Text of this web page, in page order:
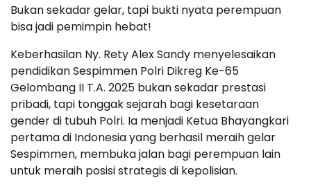
Bukan sekadar gelar, tapi bukti nyata perempuan
bisa jadi pemimpin hebat!
Keberhasilan Ny. Rety Alex Sandy menyelesaikan
pendidikan Sespimmen Polri Dikreg Ke-65
Gelombang II T.A. 2025 bukan sekadar prestasi
pribadi, tapi tonggak sejarah bagi kesetaraan
gender di tubuh Polri. Ia menjadi Ketua Bhayangkari
pertama di Indonesia yang berhasil meraih gelar
Sespimmen, membuka jalan bagi perempuan lain
untuk meraih posisi strategis di kepolisian.